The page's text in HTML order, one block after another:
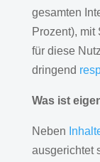
gesamten
Prozent), mit
für diese
dringend
Was ist
Neben
ausgerichtet